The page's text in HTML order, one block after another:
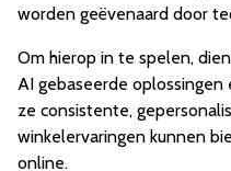
worden geëvenaard door
Om hierop in te spelen,
AI gebaseerde
ze consistente,
winkelervaringen kunnen
online.